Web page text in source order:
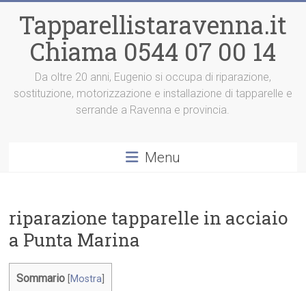
contenuto
Tapparellistaravenna.it
Chiama 0544 07 00 14
Da oltre 20 anni, Eugenio si occupa di riparazione,
sostituzione, motorizzazione e installazione di tapparelle e
serrande a Ravenna e provincia.
Menu
riparazione tapparelle in acciaio
a Punta Marina
Sommario Mostra